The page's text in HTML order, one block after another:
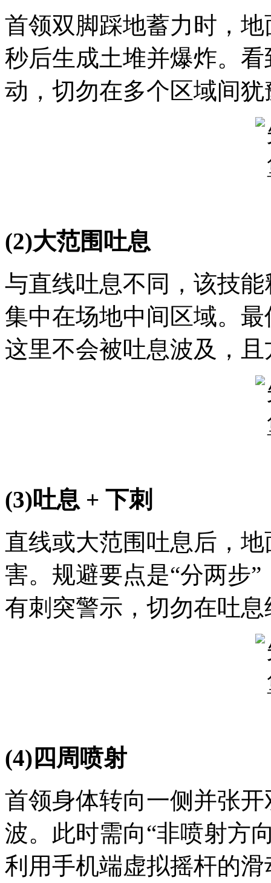
首领双脚踩地蓄力时，
秒后生成土堆并爆炸。
动，切勿在多个区域间犹
(2)大范围吐息
与直线吐息不同，该技
集中在场地中间区域。
这里不会被吐息波及，
(3)吐息 + 下刺
直线或大范围吐息后，
害。规避要点是“分两步
有刺突警示，切勿在吐
(4)四周喷射
首领身体转向一侧并张
波。此时需向“非喷射方
利用手机端虚拟摇杆的